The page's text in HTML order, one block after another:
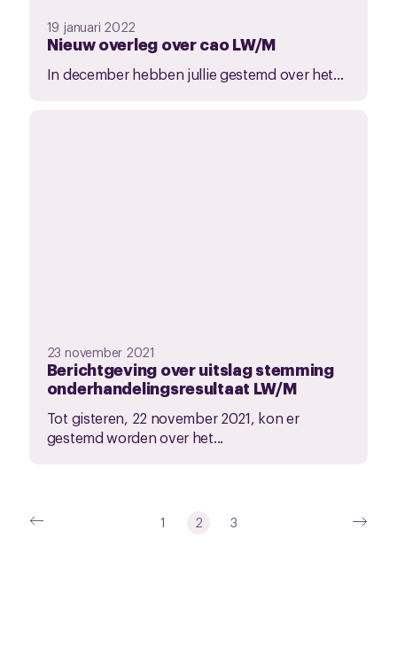
19 januari 2022
Nieuw overleg over cao LW/M
In december hebben jullie gestemd over het...
23 november 2021
Berichtgeving over uitslag stemming
onderhandelingsresultaat LW/M
Tot gisteren, 22 november 2021, kon er
gestemd worden over het...
1 2 3